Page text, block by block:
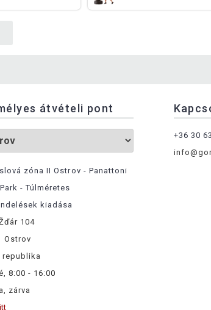
átvételi pont
zóna II Ostrov - Panattoni
- Túlméretes
kiadása
104
Ostrov
republika
8:00 - 16:00
zárva
+36 30